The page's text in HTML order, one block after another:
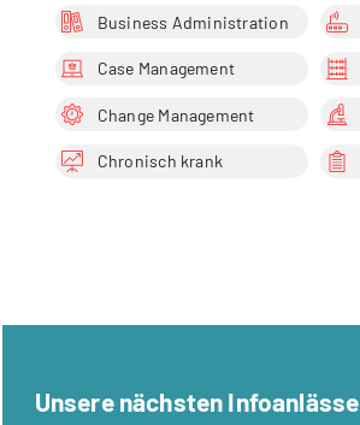
Business Administration
Case Management
Change Management
Chronisch krank
Unsere nächsten Infoanlässe